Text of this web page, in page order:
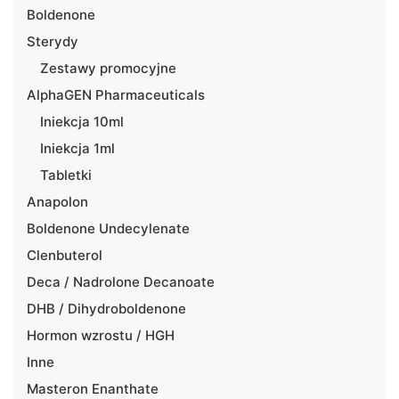
Boldenone
Sterydy
Zestawy promocyjne
AlphaGEN Pharmaceuticals
Iniekcja 10ml
Iniekcja 1ml
Tabletki
Anapolon
Boldenone Undecylenate
Clenbuterol
Deca / Nadrolone Decanoate
DHB / Dihydroboldenone
Hormon wzrostu / HGH
Inne
Masteron Enanthate